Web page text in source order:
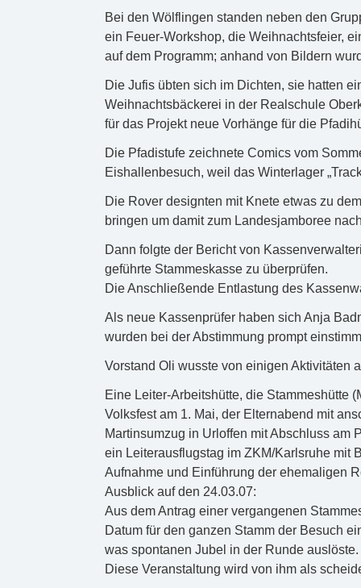
Bei den Wölflingen standen neben den
ein Feuer-Workshop, die Weihnachtsfeier,
auf dem Programm; anhand von Bildern
Die Jufis übten sich im Dichten, sie hatten
Weihnachtsbäckerei in der Realschule
für das Projekt neue Vorhänge für die
Die Pfadistufe zeichnete Comics vom
Eishallenbesuch, weil das Winterlager
Die Rover designten mit Knete etwas zu
bringen um damit zum Landesjamboree
Dann folgte der Bericht von
geführte Stammeskasse zu überprüfen.
Die Anschließende Entlastung des
Als neue Kassenprüfer haben sich Anja
wurden bei der Abstimmung prompt
Vorstand Oli wusste von einigen Aktivitäten
Eine Leiter-Arbeitshütte, die Stammeshütte
Volksfest am 1. Mai, der Elternabend mit
Martinsumzug in Urloffen mit Abschluss am
ein Leiterausflugstag im ZKM/Karlsruhe mit
Aufnahme und Einführung der ehemaligen
Ausblick auf den 24.03.07:
Aus dem Antrag einer vergangenen
Datum für den ganzen Stamm der Besuch
was spontanen Jubel in der Runde auslöste.
Diese Veranstaltung wird von ihm als